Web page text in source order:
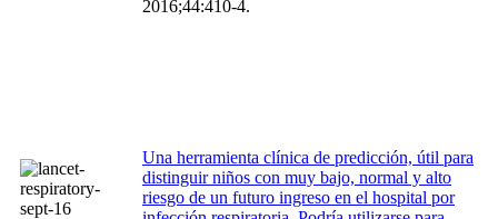
2016;44:410-4.
Una herramienta clínica de predicción, útil para
distinguir niños con muy bajo, normal y alto
riesgo de un futuro ingreso en el hospital por